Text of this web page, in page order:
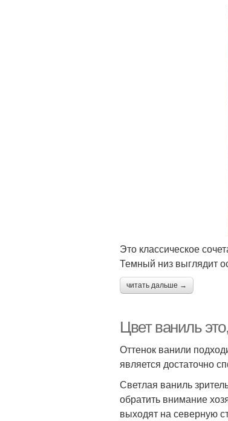
Это классическое
Темный низ выглядит
читать дальше →
Цвет ваниль
Оттенок ванили
является достаточно
Светлая ваниль
обратить внимание
выходят на северную